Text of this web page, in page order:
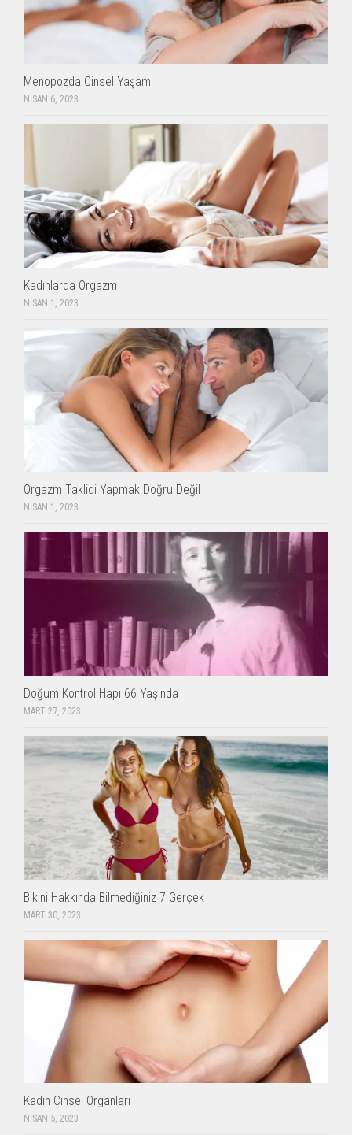
Menopozda Cinsel Yaşam
NISAN 6, 2023
Kadınlarda Orgazm
NISAN 1, 2023
Orgazm Taklidi Yapmak Doğru Değil
NISAN 1, 2023
Doğum Kontrol Hapı 66 Yaşında
MART 27, 2023
Bikini Hakkında Bilmediğiniz 7 Gerçek
MART 30, 2023
Kadın Cinsel Organları
NISAN 5, 2023